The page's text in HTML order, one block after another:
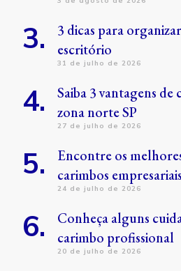
3 dicas para
escritório
31 de julho de 2026
Saiba 3 vantagens
zona norte SP
27 de julho de 2026
Encontre os
carimbos empresariais
24 de julho de 2026
Conheça alguns
carimbo profissional
20 de julho de 2026